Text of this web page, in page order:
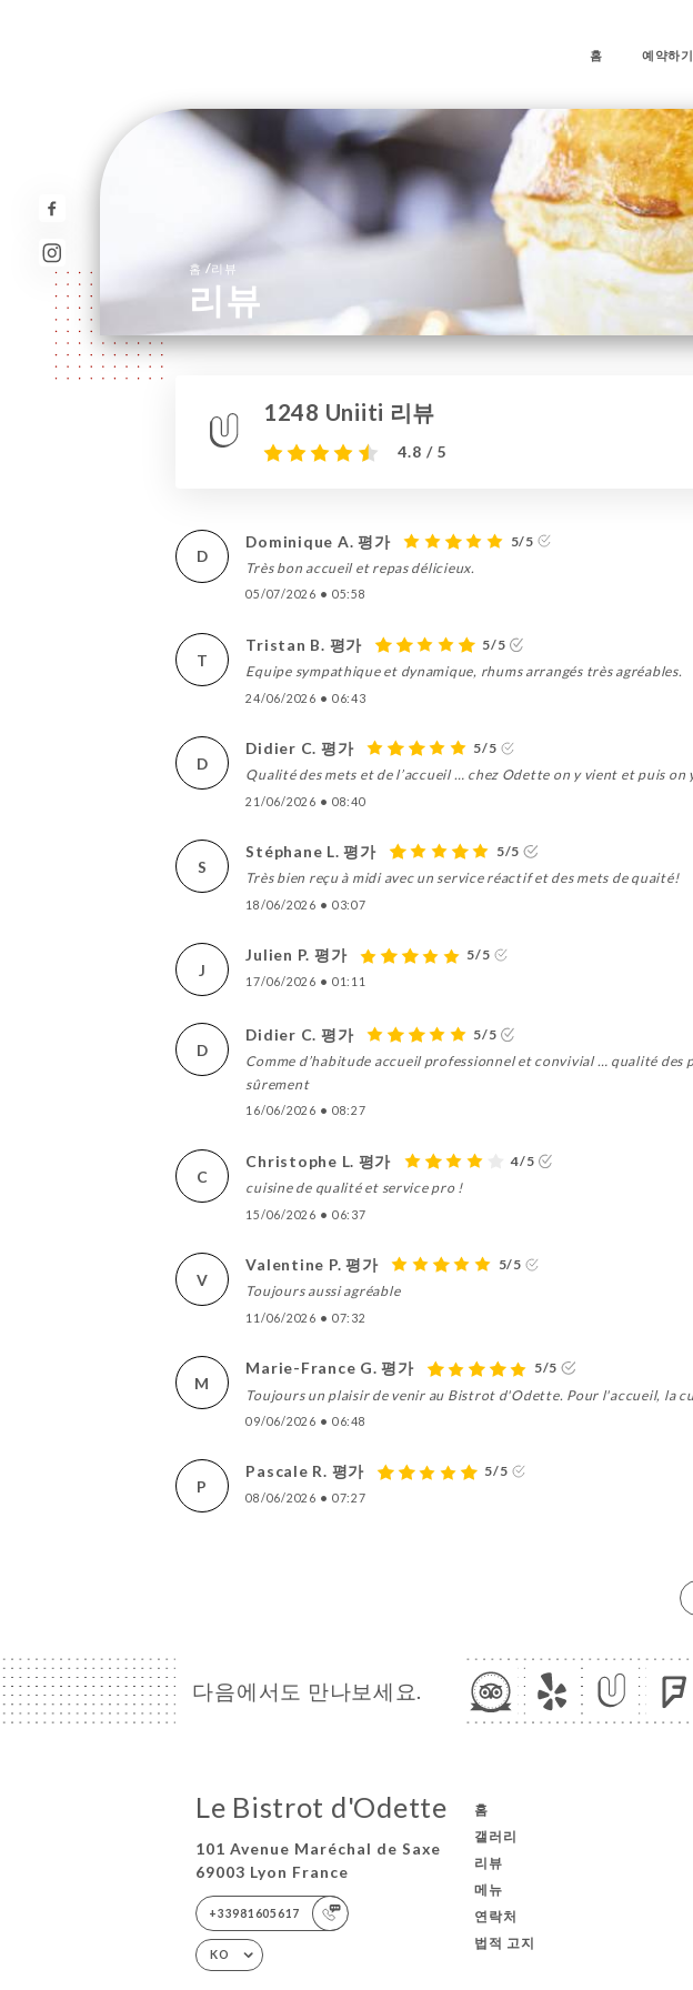
홈 예약하기
홈 /리뷰
리뷰
1248 Uniiti 리뷰
4.8 / 5
D
Dominique A. 평가
5/5
Très bon accueil et repas délicieux.
05/07/2026 • 05:58
T
Tristan B. 평가
5/5
Equipe sympathique et dynamique, rhums arrangés très agréables.
24/06/2026 • 06:43
D
Didier C. 평가
5/5
Qualité des mets et de l’accueil … chez Odette on y vient et puis
21/06/2026 • 08:40
S
Stéphane L. 평가
5/5
Très bien reçu à midi avec un service réactif et des mets de quaité!
18/06/2026 • 03:07
J
Julien P. 평가 5/5
17/06/2026 • 01:11
D
Didier C. 평가
5/5
Comme d’habitude accueil professionnel et convivial … qualité
sûrement
16/06/2026 • 08:27
C
Christophe L. 평가
4/5
cuisine de qualité et service pro !
15/06/2026 • 06:37
V
Valentine P. 평가
5/5
Toujours aussi agréable
11/06/2026 • 07:32
M
Marie-France G. 평가
5/5
Toujours un plaisir de venir au Bistrot d'Odette. Pour l'accueil, la
09/06/2026 • 06:48
P
Pascale R. 평가 5/5
08/06/2026 • 07:27
다음에서도 만나보세요.
Le Bistrot d'Odette
101 Avenue Maréchal de Saxe
69003 Lyon France
+33981605617
KO
홈
갤러리
리뷰
메뉴
연락처
법적 고지